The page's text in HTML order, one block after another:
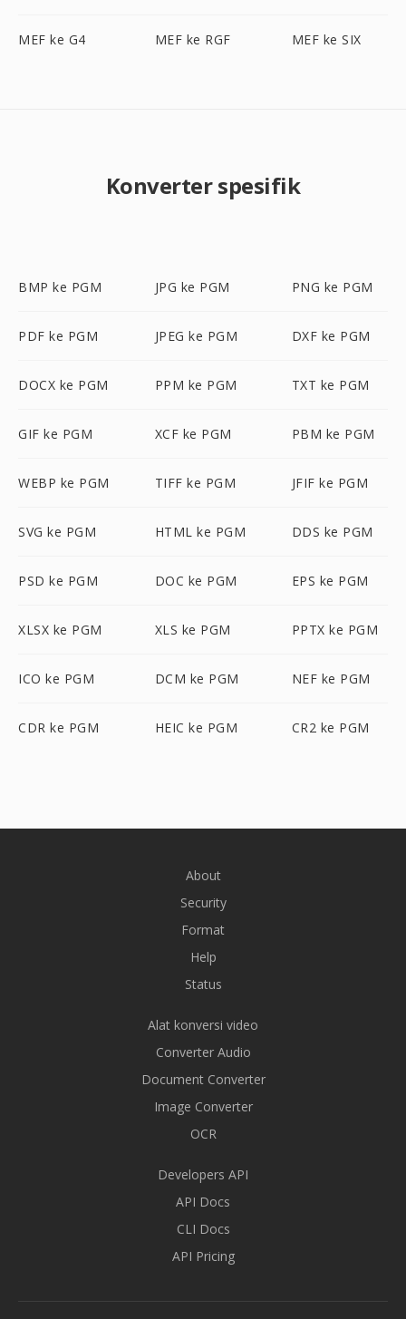
MEF ke G4 MEF ke RGF MEF ke SIX
Konverter spesifik
BMP ke PGM JPG ke PGM PNG ke PGM
PDF ke PGM JPEG ke PGM DXF ke PGM
DOCX ke PGM PPM ke PGM TXT ke PGM
GIF ke PGM XCF ke PGM PBM ke PGM
WEBP ke PGM TIFF ke PGM JFIF ke PGM
SVG ke PGM HTML ke PGM DDS ke PGM
PSD ke PGM DOC ke PGM EPS ke PGM
XLSX ke PGM XLS ke PGM PPTX ke PGM
ICO ke PGM DCM ke PGM NEF ke PGM
CDR ke PGM HEIC ke PGM CR2 ke PGM
About
Security
Format
Help
Status
Alat konversi video
Converter Audio
Document Converter
Image Converter
OCR
Developers API
API Docs
CLI Docs
API Pricing